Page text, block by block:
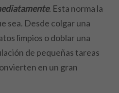
. Esta norma la
sea. Desde colgar una
limpios o doblar una
de pequeñas tareas
en un gran